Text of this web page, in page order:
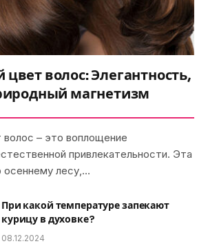
волос: Элегантность,
магнетизм
– это воплощение
привлекательности. Эта
осеннему лесу,…
При какой температуре запекают
курицу в духовке?
08.12.2024